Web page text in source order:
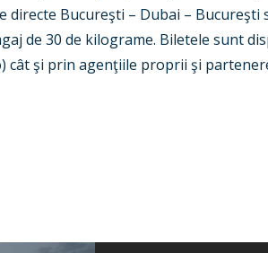
directe Bucureşti – Dubai –
de 30 de kilograme. Biletele sunt
cât şi prin agenţiile proprii şi